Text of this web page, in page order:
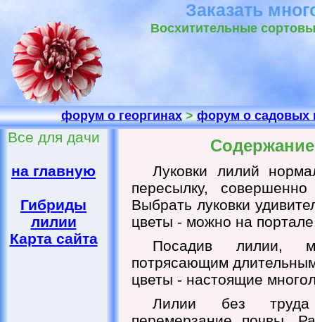
Заказать
Восхитительные
форум о георгинах>форум о садовых
Все для дачи
на главную
Гибриды
лилии
Карта сайта
Луковки лилий
пересылку,
Выбрать луковки
цветы - можно на
Посадив лилии,
потрясающим
цветы - настоящие
Лилии без труда